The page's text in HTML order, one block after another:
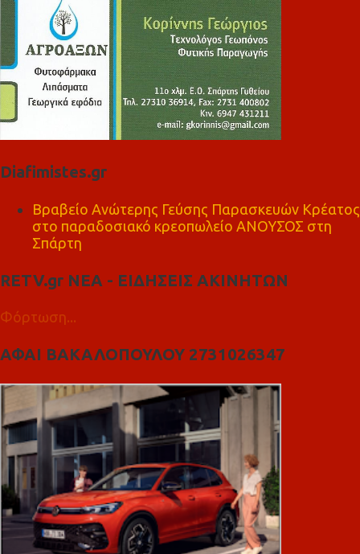
Diafimistes.gr
Βραβείο Ανώτερης Γεύσης Παρασκευών Κρέατος
στο παραδοσιακό κρεοπωλείο ΑΝΟΥΣΟΣ στη
Σπάρτη
RETV.gr ΝΕΑ - ΕΙΔΗΣΕΙΣ ΑΚΙΝΗΤΩΝ
Φόρτωση...
ΑΦΑΙ ΒΑΚΑΛΟΠΟΥΛΟΥ 2731026347